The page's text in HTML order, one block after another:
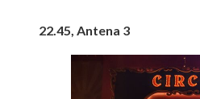
22.45, Antena 3